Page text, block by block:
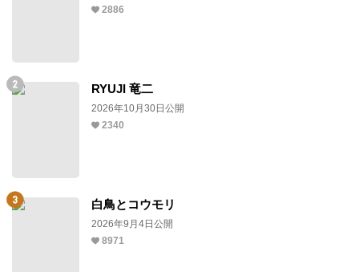
2886
RYUJI 竜二
2026年10月30日公開
2340
白鳥とコウモリ
2026年9月4日公開
8971